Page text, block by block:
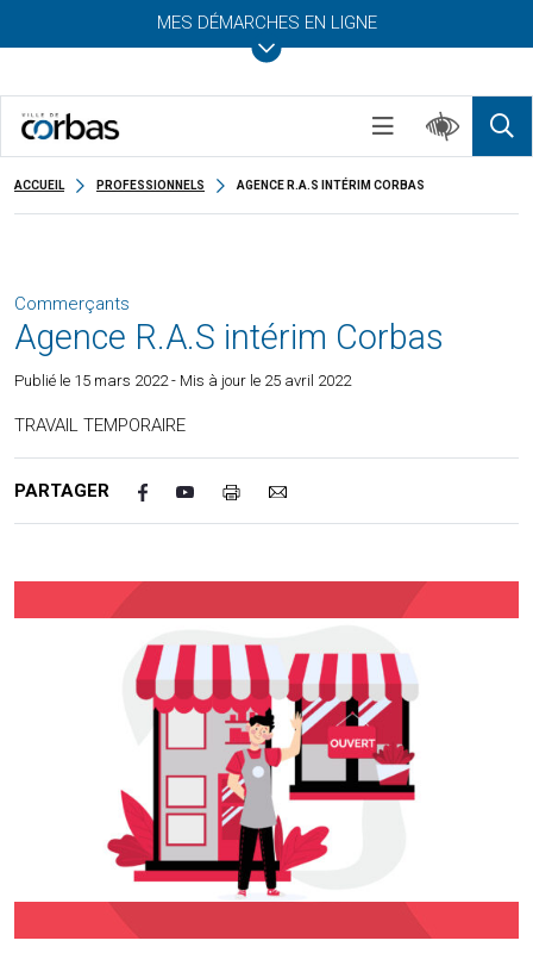
MES DÉMARCHES EN LIGNE
ACCUEIL PROFESSIONNELS AGENCE R.A.S INTÉRIM CORBAS
Commerçants
Agence R.A.S intérim Corbas
Publié le 15 mars 2022- Mis à jour le 25 avril 2022
TRAVAIL TEMPORAIRE
PARTAGER